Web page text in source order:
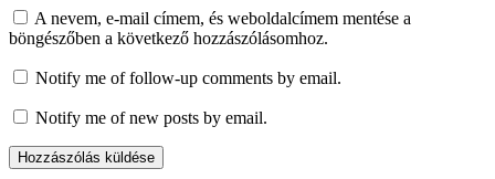
A nevem, e-mail címem, és weboldalcímem mentése a
böngészőben a következő hozzászólásomhoz.
Notify me of follow-up comments by email.
Notify me of new posts by email.